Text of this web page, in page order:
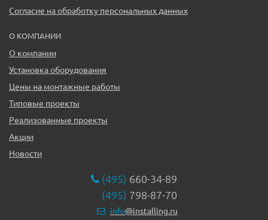
Согласие на обработку персональных данных
О КОМПАНИИ
О компании
Установка оборудования
Цены на монтажные работы
Типовые проекты
Реализованные проекты
Акции
Новости
(495) 660-34-89
(495) 798-87-70
info@installing.ru